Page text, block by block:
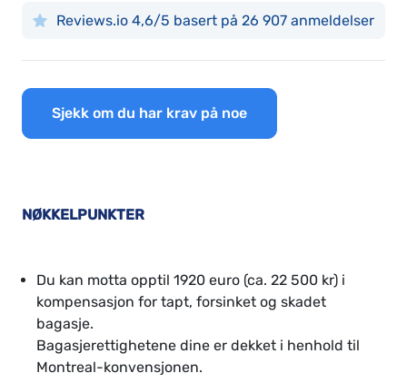
Reviews.io 4,6/5 basert på 26 907 anmeldelser
Sjekk om du har krav på noe
NØKKELPUNKTER
Du kan motta opptil 1920 euro (ca. 22 500 kr) i
kompensasjon for tapt, forsinket og skadet
bagasje.
Bagasjerettighetene dine er dekket i henhold til
Montreal-konvensjonen.